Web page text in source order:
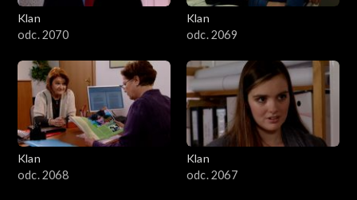
Klan
odc. 2070
Klan
odc. 2069
Klan
odc. 2068
Klan
odc. 2067